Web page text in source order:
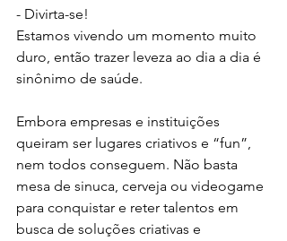
- Divirta-se!
Estamos vivendo um momento muito
duro, então trazer leveza ao dia a dia é
sinônimo de saúde.
Embora empresas e instituições
queiram ser lugares criativos e “fun”,
nem todos conseguem. Não basta
mesa de sinuca, cerveja ou videogame
para conquistar e reter talentos em
busca de soluções criativas e